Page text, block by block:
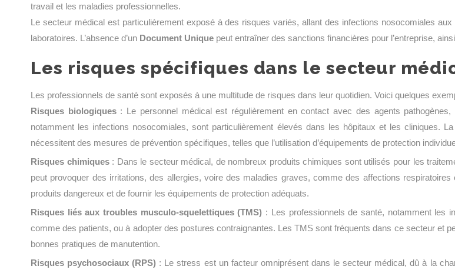
travail et les maladies professionnelles.
Le secteur médical est particulièrement exposé à des risques variés, allant des infections nosocomiales
laboratoires. L’absence d’un Document Unique peut entraîner des sanctions financières pour l’entreprise,
Les risques spécifiques dans le secteur
Les professionnels de santé sont exposés à une multitude de risques dans leur quotidien. Voici quelques
Risques biologiques: Le personnel médical est régulièrement en contact avec des agents
notamment les infections nosocomiales, sont particulièrement élevés dans les hôpitaux et les cliniques.
nécessitent des mesures de prévention spécifiques, telles que l’utilisation d’équipements de protection
Risques chimiques: Dans le secteur médical, de nombreux produits chimiques sont utilisés pour les
peut provoquer des irritations, des allergies, voire des maladies graves, comme des affections
produits dangereux et de fournir les équipements de protection adéquats.
Risques liés aux troubles musculo-squelettiques (TMS) : Les professionnels de santé, notamment les
comme des patients, ou à adopter des postures contraignantes. Les TMS sont fréquents dans ce secteur et
bonnes pratiques de manutention.
Risques psychosociaux (RPS) : Le stress est un facteur omniprésent dans le secteur médical, dû à la